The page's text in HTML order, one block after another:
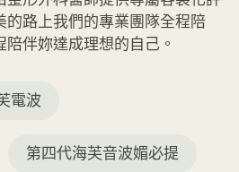
的路上我們的專業團隊全程陪
伴妳達成理想的自己。
電波
第四代海芙音波媚必提